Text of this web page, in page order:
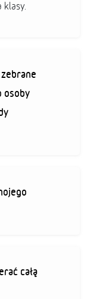
klasy.
osoby
całą